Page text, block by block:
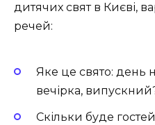
дитячих свят в Києві,
речей:
Яке це свято: день
вечірка,
Скільки буде